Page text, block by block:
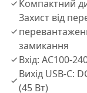
Компактний
Захист від
замикання
Вхід: AC100-
Вихід USB-C:
(45 Вт)